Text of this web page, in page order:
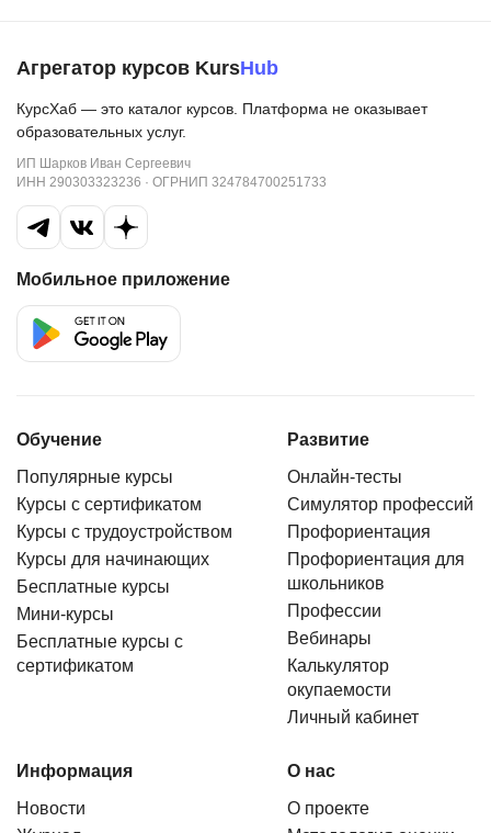
Агрегатор курсов KursHub
КурсХаб — это каталог курсов. Платформа не оказывает
образовательных услуг.
ИП Шарков Иван Сергеевич
ИНН 290303323236 · ОГРНИП 324784700251733
Мобильное приложение
Обучение
Популярные курсы
Курсы с сертификатом
Курсы с трудоустройством
Курсы для начинающих
Бесплатные курсы
Мини-курсы
Бесплатные курсы с
сертификатом
Развитие
Онлайн-тесты
Симулятор профессий
Профориентация
Профориентация для
школьников
Профессии
Вебинары
Калькулятор
окупаемости
Личный кабинет
Информация
Новости
О нас
О проекте